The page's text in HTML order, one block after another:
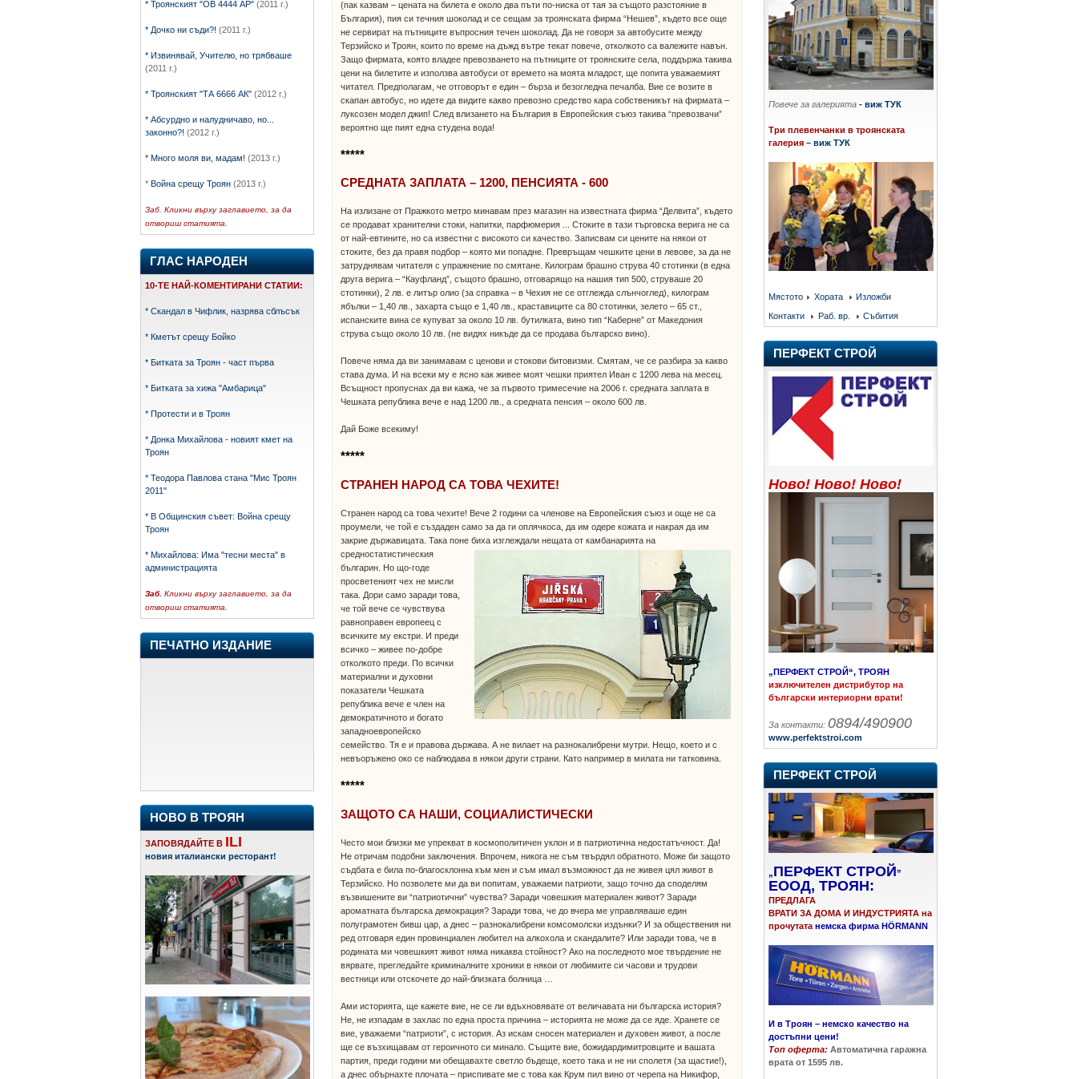
* Троянският "ОВ 4444 АР" (2011 г.)
* Дочко ни съди?! (2011 г.)
* Извинявай, Учителю, но трябваше
(2011 г.)
* Троянският "ТА 6666 АК" (2012 г.)
* Абсурдно и налудничаво, но...
законно?! (2012 г.)
* Много моля ви, мадам! (2013 г.)
* Война срещу Троян (2013 г.)
Заб. Кликни върху заглавието, за да
отвориш статията.
ГЛАС НАРОДЕН
10-ТЕ НАЙ-КОМЕНТИРАНИ СТАТИИ:
* Скандал в Чифлик, назрява сблъсък
* Кметът срещу Бойко
* Битката за Троян - част първа
* Битката за хижа "Амбарица"
* Протести и в Троян
* Донка Михайлова - новият кмет на
Троян
* Теодора Павлова стана "Мис Троян
2011"
* В Общинския съвет: Война срещу
Троян
* Михайлова: Има "тесни места" в
администрацията
Заб. Кликни върху заглавието, за да
отвориш статията.
ПЕЧАТНО ИЗДАНИЕ
НОВО В ТРОЯН
ЗАПОВЯДАЙТЕ В ILI
новия италиански ресторант!
(пак казвам – цената на билета е около два пъти по-ниска от тая за същото разстояние в
България), пия си течния шоколад и се сещам за троянската фирма “Нешев”, където все още
не сервират на пътниците въпросния течен шоколад. Да не говоря за автобусите между
Терзийско и Троян, които по време на дъжд вътре текат повече, отколкото са валежите навън.
Защо фирмата, която владее превозването на пътниците от троянските села, поддържа такива
цени на билетите и използва автобуси от времето на моята младост, ще попита уважаемият
читател. Предполагам, че отговорът е един – бърза и безогледна печалба. Вие се возите в
скапан автобус, но идете да видите какво превозно средство кара собственикът на фирмата –
луксозен модел джип! След влизането на България в Европейския съюз такива “превозвачи”
вероятно ще пият една студена вода!
*****
СРЕДНАТА ЗАПЛАТА – 1200, ПЕНСИЯТА - 600
На излизане от Пражкото метро минавам през магазин на известната фирма “Делвита”, където
се продават хранителни стоки, напитки, парфюмерия ... Стоките в тази търговска верига не са
от най-евтините, но са известни с високото си качество. Записвам си цените на някои от
стоките, без да правя подбор – която ми попадне. Превръщам чешките цени в левове, за да не
затруднявам читателя с упражнение по смятане. Килограм брашно струва 40 стотинки (в една
друга верига – “Кауфланд”, същото брашно, отговарящо на нашия тип 500, струваше 20
стотинки), 2 лв. е литър олио (за справка – в Чехия не се отглежда слънчоглед), килограм
ябълки – 1,40 лв., захарта също е 1,40 лв., краставиците са 80 стотинки, зелето – 65 ст.,
испанските вина се купуват за около 10 лв. бутилката, вино тип “Каберне” от Македония
струва също около 10 лв. (не видях никъде да се продава българско вино).
Повече няма да ви занимавам с ценови и стокови битовизми. Смятам, че се разбира за какво
става дума. И на всеки му е ясно как живее моят чешки приятел Иван с 1200 лева на месец.
Всъщност пропуснах да ви кажа, че за първото тримесечие на 2006 г. средната заплата в
Чешката република вече е над 1200 лв., а средната пенсия – около 600 лв.
Дай Боже всекиму!
*****
СТРАНЕН НАРОД СА ТОВА ЧЕХИТЕ!
Странен народ са това чехите! Вече 2 години са членове на Европейския съюз и още не са
проумели, че той е създаден само за да ги оплячкоса, да им одере кожата и накрая да им
закрие държавицата. Така поне биха изглеждали нещата от камбанарията на
средностатистическия
българин. Но що-годе
просветеният чех не мисли
така. Дори само заради това,
че той вече се чувствува
равноправен европеец с
всичките му екстри. И преди
всичко – живее по-добре
отколкото преди. По всички
материални и духовни
показатели Чешката
република вече е член на
демократичното и богато
западноевропейско
семейство. Тя е и правова държава. А не вилает на разнокалибрени мутри. Нещо, което и с
невъоръжено око се наблюдава в някои други страни. Като например в милата ни татковина.
*****
ЗАЩОТО СА НАШИ, СОЦИАЛИСТИЧЕСКИ
Често мои близки ме упрекват в космополитичен уклон и в патриотична недостатъчност. Да!
Не отричам подобни заключения. Впрочем, никога не съм твърдял обратното. Може би защото
съдбата е била по-благосклонна към мен и съм имал възможност да не живея цял живот в
Терзийско. Но позволете ми да ви попитам, уважаеми патриоти, защо точно да споделям
възвишените ви “патриотични” чувства? Заради човешкия материален живот? Заради
ароматната българска демокрация? Заради това, че до вчера ме управляваше един
полуграмотен бивш цар, а днес – разнокалибрени комсомолски издънки? И за обществения ни
ред отговаря един провинциален любител на алкохола и скандалите? Или заради това, че в
родината ми човешкият живот няма никаква стойност? Ако на последното мое твърдение не
вярвате, прегледайте криминалните хроники в някои от любимите си часови и трудови
вестници или отскочете до най-близката болница …
Ами историята, ще кажете вие, не се ли вдъхновявате от величавата ни българска история?
Не, не изпадам в захлас по една проста причина – историята не може да се яде. Хранете се
вие, уважаеми “патриоти”, с история. Аз искам сносен материален и духовен живот, а после
ще се възхищавам от героичното си минало. Същите вие, божидардимитровците и вашата
партия, преди години ми обещавахте светло бъдеще, което така и не ни сполетя (за щастие!),
а днес обърнахте плочата – приспивате ме с това как Крум пил вино от черепа на Никифор,
Повече за галерията - виж ТУК
Три плевенчанки в троянската
галерия – виж ТУК
Мястото Хората Изложби
Контакти Раб. вр. Събития
ПЕРФЕКТ СТРОЙ
Ново! Ново! Ново!
„ПЕРФЕКТ СТРОЙ“, ТРОЯН
изключителен дистрибутор на
български интериорни врати!
За контакти: 0894/490900
www.perfektstroi.com
ПЕРФЕКТ СТРОЙ
„ПЕРФЕКТ СТРОЙ”
ЕООД, ТРОЯН:
ПРЕДЛАГА
ВРАТИ ЗА ДОМА И ИНДУСТРИЯТА на
прочутата немска фирма HÖRMANN
И в Троян – немско качество на
достъпни цени!
Топ оферта: Автоматична гаражна
врата от 1595 лв.